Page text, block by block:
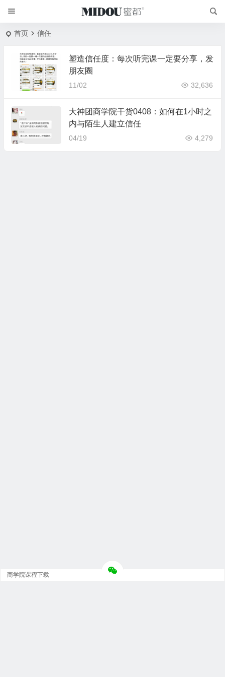
首页 信任
塑造信任度：每次听完课一定要分享，发
朋友圈
11/02 32,636
大神团商学院干货0408：如何在1小时之
内与陌生人建立信任
04/19 4,279
商学院课程下载